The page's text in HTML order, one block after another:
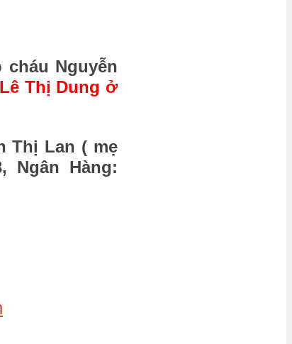
Nguyễn
Thị Dung ở
Thị Lan ( mẹ
Ngân Hàng: